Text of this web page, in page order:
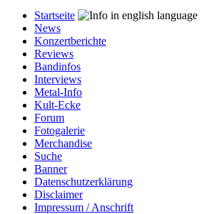
Startseite
News
Konzertberichte
Reviews
Bandinfos
Interviews
Metal-Info
Kult-Ecke
Forum
Fotogalerie
Merchandise
Suche
Banner
Datenschutzerklärung
Disclaimer
Impressum / Anschrift